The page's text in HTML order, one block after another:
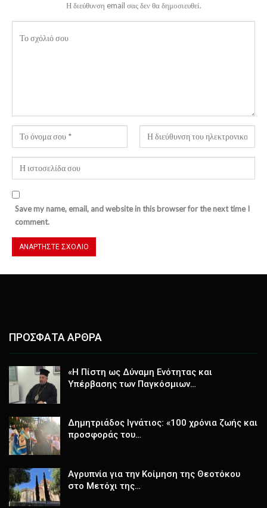
Η διεύθυνση email σας δεν θα δημοσιευθεί.
Save my name, email, and website in this browser for the next time I
comment.
ΠΡΟΣΦΑΤΑ ΑΡΘΡΑ
«Η Πίστη ως Δύναμη Ενότητας και
Υπέρβασης των Παγκόσμιων…
Δημητριάδος Ιγνάτιος: «100 χρόνια ζωής και
προσφοράς του…
Αγρυπνία για την Κοίμηση της Θεοτόκου
στο Μετόχι της…